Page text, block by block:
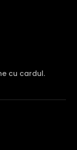
cu cardul.